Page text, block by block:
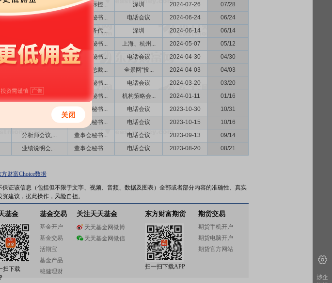
路演活动 公司实际控... 深圳 2024-07-26
07/28
电话会议,分... 董事会秘书... 电话会议 2024-06-24
06/24
证券事务代... 深圳 2024-06-14
06/14
券商策略会,... 董事会秘书... 上海、杭州... 2024-05-07
05/12
电话会议,分... 董事会秘书... 电话会议 2024-04-30
04/30
董事、总裁... 全景网“投... 2024-04-03
04/03
董事会秘书... 电话会议 2024-03-20
03/20
机构策略会,... 董事会秘书... 机构策略会... 2024-01-11
01/16
电话会议,分... 董事会秘书... 电话会议 2023-10-30
10/31
电话会议,分... 董事会秘书... 电话会议 2023-10-15
10/16
分析师会议,... 董事会秘书... 电话会议 2023-09-13
09/14
业绩说明会,... 董事会秘书... 电话会议 2023-08-20 08/21
方财富Choice数据
证该信息（包括但不限于文字、视频、音频、数据及图表）全部或者部分内容的准确性、真实
建议，据此操作，风险自担。
基金
扫下载
基金交易
基金开户
基金交易
活期宝
基金产品
稳健理财
关注天天基金
天天基金网微博
天天基金网微信
东方财富期货
扫一扫下载APP
期货交易
期货手机开户
期货电脑开户
期货官方网站
涉企